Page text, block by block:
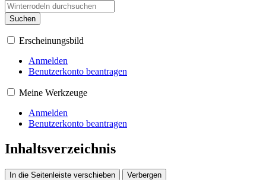
Suchen
Erscheinungsbild
Anmelden
Benutzerkonto beantragen
Meine Werkzeuge
Anmelden
Benutzerkonto beantragen
Inhaltsverzeichnis
In die Seitenleiste verschieben Verbergen